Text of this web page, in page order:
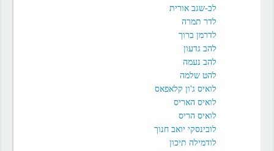
לב-שגב אורית
לדר תמרה
לדרמן ברוך
להב גדעון
להב נעמה
להט שלמה
לואיס ג'ון קלאפאס
לואיס האריס
לואיס הריס
לובינסקי יואב חנוך
לודמילה תיכון